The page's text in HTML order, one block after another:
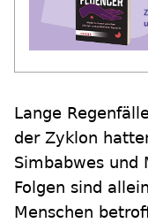
Lange
der Zyklon
Simbabwes und
Folgen sind
Menschen